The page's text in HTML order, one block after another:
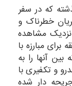
که در سفر
خطرناک و
نزدیک مشاهده
مبارزه با
آنها را به
و تکفیری با
دار شده